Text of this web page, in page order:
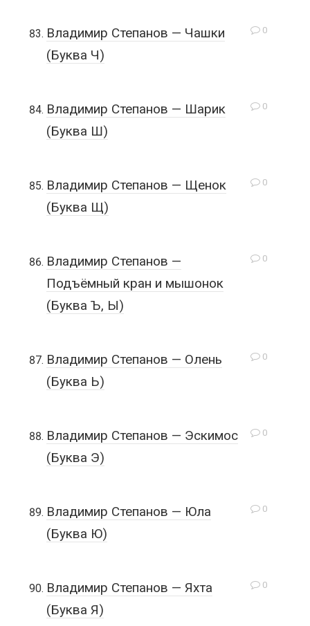
0
Владимир Степанов — Чашки
(Буква Ч)
0
Владимир Степанов — Шарик
(Буква Ш)
0
Владимир Степанов — Щенок
(Буква Щ)
0
Владимир Степанов —
Подъёмный кран и мышонок
(Буква Ъ, Ы)
0
Владимир Степанов — Олень
(Буква Ь)
0
Владимир Степанов — Эскимос
(Буква Э)
0
Владимир Степанов — Юла
(Буква Ю)
0
Владимир Степанов — Яхта
(Буква Я)